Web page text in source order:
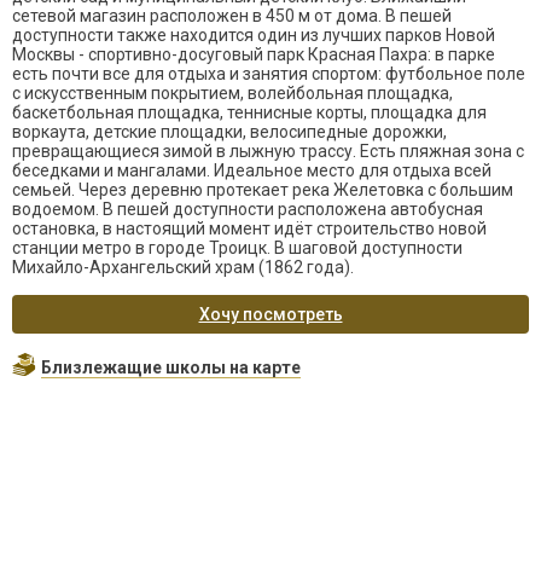
сетевой магазин расположен в 450 м от дома. В пешей
доступности также находится один из лучших парков Новой
Москвы - спортивно-досуговый парк Красная Пахра: в парке
есть почти все для отдыха и занятия спортом: футбольное поле
с искусственным покрытием, волейбольная площадка,
баскетбольная площадка, теннисные корты, площадка для
воркаута, детские площадки, велосипедные дорожки,
превращающиеся зимой в лыжную трассу. Есть пляжная зона с
беседками и мангалами. Идеальное место для отдыха всей
семьей. Через деревню протекает река Желетовка с большим
водоемом. В пешей доступности расположена автобусная
остановка, в настоящий момент идёт строительство новой
станции метро в городе Троицк. В шаговой доступности
Михайло-Архангельский храм (1862 года).
Хочу посмотреть
Близлежащие школы на карте